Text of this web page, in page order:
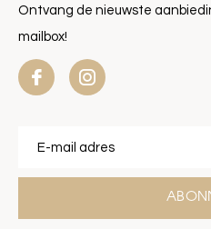
Ontvang de nieuwste
mailbox!